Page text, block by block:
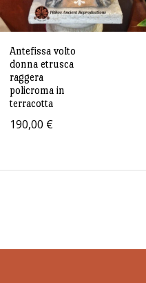
Antefissa volto
donna etrusca
raggera
policroma in
terracotta
190,00 €